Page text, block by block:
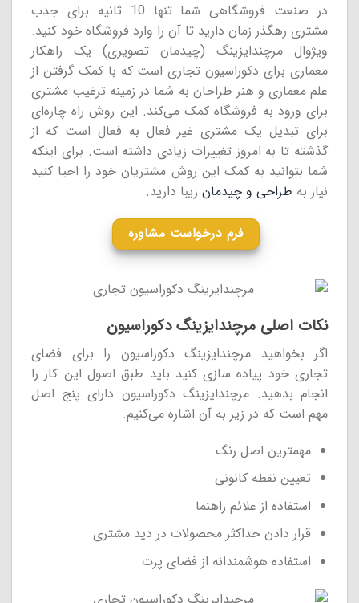
در صنعت فروشگاهی شما تنها 10 ثانیه برای جذب
مشتری رهگذر زمان دارید تا آن را وارد فروشگاه خود کنید.
ویژوال مرچندایزینگ (چیدمان تصویری) یک راهکار
معماری برای دکوراسیون تجاری است که با کمک گرفتن از
علم معماری و هنر طراحان به شما در زمینه ترغیب مشتری
برای ورود به فروشگاه کمک می‌کند. این روش راه چاره‌ای
برای تبدیل یک مشتری غیر فعال به فعال است که از
گذشته تا به امروز تغییرات زیادی داشته است. برای اینکه
شما بتوانید به کمک این روش مشتریان خود را احیا کنید
نیاز به طراحی و چیدمان زیبا دارید.
فرم درخواست مشاوره
نکات اصلی مرچندایزینگ دکوراسیون
اگر بخواهید مرچندایزینگ دکوراسیون را برای فضای
تجاری خود پیاده سازی کنید باید طبق اصول این کار را
انجام بدهید. مرچندایزینگ دکوراسیون دارای پنج اصل
مهم است که در زیر به آن اشاره می‌کنیم.
مهمترین اصل رنگ
تعیین نقطه کانونی
استفاده از علائم راهنما
قرار دادن حداکثر محصولات در دید مشتری
استفاده هوشمندانه از فضای پرت